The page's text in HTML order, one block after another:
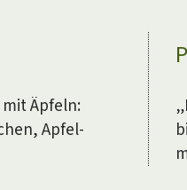
Südtirols
blicken und
Speck und
macht’s
Äpfeln:
Apfel-